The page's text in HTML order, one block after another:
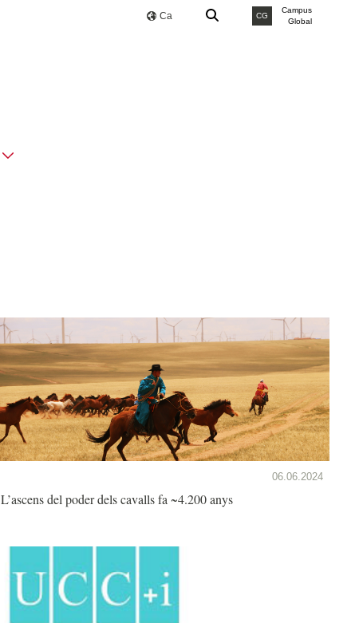
Ca CG
Campus
Global
06.06.2024
L’ascens del poder dels cavalls fa ~4.200 anys